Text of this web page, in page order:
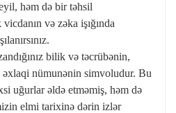
həm də bir təhsil
və zəka işığında
bilik və təcrübənin,
əxlaqi nümunənin simvoludur. Bu
uğurlar əldə etməmiş, həm də
elmi tarixinə dərin izlər